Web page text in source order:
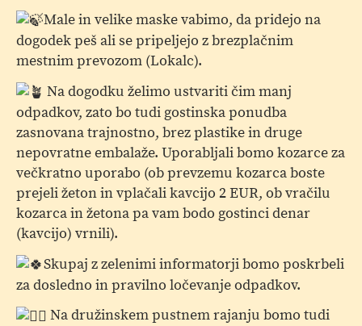
Male in velike maske vabimo, da pridejo na
dogodek peš ali se pripeljejo z brezplačnim
mestnim prevozom (Lokalc).
Na dogodku želimo ustvariti čim manj
odpadkov, zato bo tudi gostinska ponudba
zasnovana trajnostno, brez plastike in druge
nepovratne embalaže. Uporabljali bomo kozarce za
večkratno uporabo (ob prevzemu kozarca boste
prejeli žeton in vplačali kavcijo 2 EUR, ob vračilu
kozarca in žetona pa vam bodo gostinci denar
(kavcijo) vrnili).
Skupaj z zelenimi informatorji bomo poskrbeli
za dosledno in pravilno ločevanje odpadkov.
Na družinskem pustnem rajanju bomo tudi